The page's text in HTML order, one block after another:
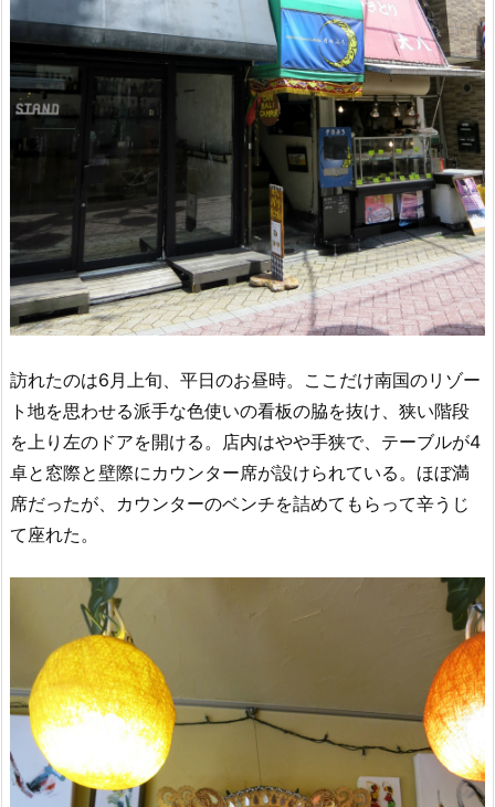
訪れたのは6月上旬、平日のお昼時。ここだけ南国のリゾー
ト地を思わせる派手な色使いの看板の脇を抜け、狭い階段
を上り左のドアを開ける。店内はやや手狭で、テーブルが4
卓と窓際と壁際にカウンター席が設けられている。ほぼ満
席だったが、カウンターのベンチを詰めてもらって辛うじ
て座れた。